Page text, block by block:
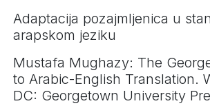
Adaptacija pozajmljenica u
arapskom jeziku
Mustafa Mughazy: The
to Arabic-English Translation.
DC: Georgetown University